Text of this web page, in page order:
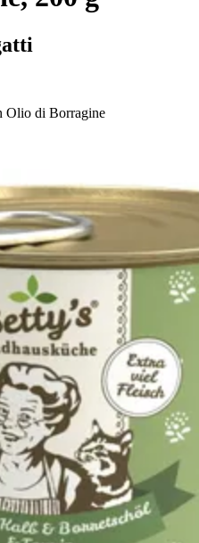
Olio di Borragine